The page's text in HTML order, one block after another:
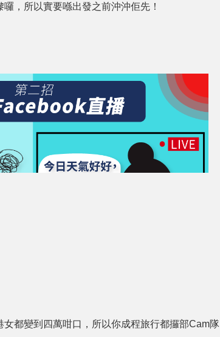
，所以實要喺出發之前沖沖佢先！
都變到四萬咁口，所以你成程旅行都攞部Cam隊